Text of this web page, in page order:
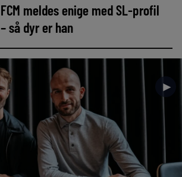
FCM meldes enige med SL-profil
– så dyr er han
►